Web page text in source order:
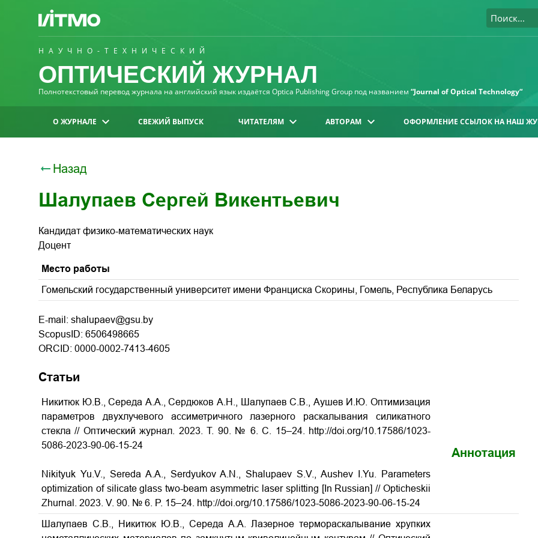
НАУЧНО-ТЕХНИЧЕСКИЙ
ОПТИЧЕСКИЙ ЖУРНАЛ
Полнотекстовый перевод журнала на английский язык издаётся Optica Publishing Group под названием “Journal of Optical Technology“
О ЖУРНАЛЕ СВЕЖИЙ ВЫПУСК ЧИТАТЕЛЯМ АВТОРАМ ОФОРМЛЕНИЕ ССЫЛОК НА НАШ
Назад
Шалупаев Сергей Викентьевич
Кандидат физико-математических наук
Доцент
Место работы
Гомельский государственный университет имени Франциска Скорины, Гомель, Республика Беларусь
E-mail: shalupaev@gsu.by
ScopusID: 6506498665
ORCID: 0000-0002-7413-4605
Статьи
Никитюк Ю.В., Середа А.А., Сердюков А.Н., Шалупаев С.В., Аушев И.Ю. Оптимизация
параметров двухлучевого ассиметричного лазерного раскалывания силикатного
стекла // Оптический журнал. 2023. Т. 90. № 6. С. 15–24. http://doi.org/10.17586/1023-
5086-2023-90-06-15-24
Nikityuk Yu.V., Sereda A.A., Serdyukov A.N., Shalupaev S.V., Aushev I.Yu. Parameters
optimization of silicate glass two-beam asymmetric laser splitting [In Russian] // Opticheskii
Zhurnal. 2023. V. 90. № 6. P. 15–24. http://doi.org/10.17586/1023-5086-2023-90-06-15-24
Аннотация
Шалупаев С.В., Никитюк Ю.В., Середа А.А. Лазерное термораскалывание хрупких